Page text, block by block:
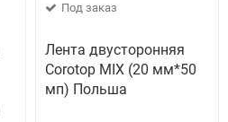
Под заказ
Лента двусторонняя
Corotop MIX (20 мм*50
мп) Польша